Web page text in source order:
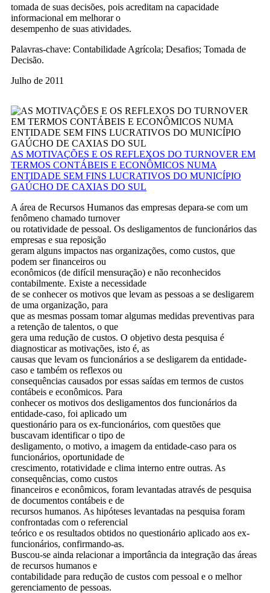
tomada de suas decisões, pois acreditam na capacidade
informacional em melhorar o
desempenho de suas atividades.
Palavras-chave: Contabilidade Agrícola; Desafios; Tomada de
Decisão.
Julho de 2011
AS MOTIVAÇÕES E OS REFLEXOS DO TURNOVER EM
TERMOS CONTÁBEIS E ECONÔMICOS NUMA
ENTIDADE SEM FINS LUCRATIVOS DO MUNICÍPIO
GAÚCHO DE CAXIAS DO SUL
A área de Recursos Humanos das empresas depara-se com um
fenômeno chamado turnover
ou rotatividade de pessoal. Os desligamentos de funcionários das
empresas e sua reposição
geram alguns impactos nas organizações, como custos, que
podem ser financeiros ou
econômicos (de difícil mensuração) e não reconhecidos
contabilmente. Existe a necessidade
de se conhecer os motivos que levam as pessoas a se desligarem
de uma organização, para
que as mesmas possam tomar algumas medidas preventivas para
a retenção de talentos, o que
gera uma redução de custos. O objetivo desta pesquisa é
diagnosticar as motivações, isto é, as
causas que levam os funcionários a se desligarem da entidade-
caso e também os reflexos ou
consequências causados por essas saídas em termos de custos
contábeis e econômicos. Para
conhecer os motivos dos desligamentos dos funcionários da
entidade-caso, foi aplicado um
questionário para os ex-funcionários, com questões que
buscavam identificar o tipo de
desligamento, o motivo, a imagem da entidade-caso para os
funcionários, oportunidade de
crescimento, rotatividade e clima interno entre outras. As
consequências, como custos
financeiros e econômicos, foram levantadas através de pesquisa
de documentos contábeis e de
recursos humanos. As hipóteses levantadas na pesquisa foram
confrontadas com o referencial
teórico e os resultados obtidos no questionário aplicado aos ex-
funcionários, confirmando-as.
Buscou-se ainda relacionar a importância da integração das áreas
de recursos humanos e
contabilidade para redução de custos com pessoal e o melhor
gerenciamento de pessoas.